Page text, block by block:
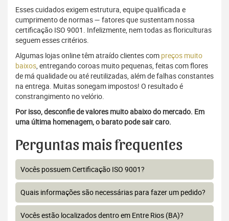
Esses cuidados exigem estrutura, equipe qualificada e
cumprimento de normas — fatores que sustentam nossa
certificação ISO 9001. Infelizmente, nem todas as floriculturas
seguem esses critérios.
Algumas lojas online têm atraído clientes com preços muito
baixos, entregando coroas muito pequenas, feitas com flores
de má qualidade ou até reutilizadas, além de falhas constantes
na entrega. Muitas sonegam impostos! O resultado é
constrangimento no velório.
Por isso, desconfie de valores muito abaixo do mercado. Em
uma última homenagem, o barato pode sair caro.
Perguntas mais frequentes
Vocês possuem Certificação ISO 9001?
Quais informações são necessárias para fazer um pedido?
Vocês estão localizados dentro em Entre Rios (BA)?